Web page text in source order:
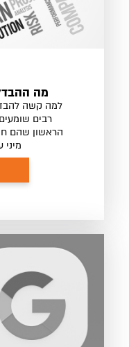
מה
למה קשה
רבים
הראשון שהם